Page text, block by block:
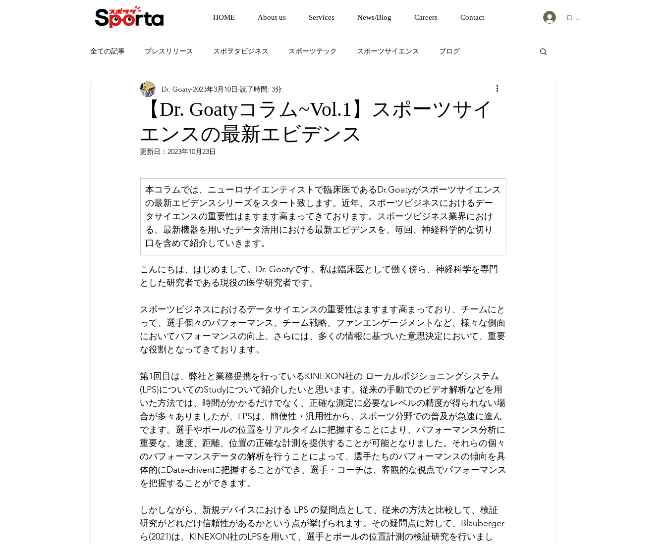
HOME About us Services News/Blog Careers Contact ログイン
全ての記事 プレスリリース スポヲタビジネス スポーツテック スポーツサイエンス ブログ
スポーツアナリティクス Sporta Magazine Weekly Report
【Dr. Goatyコラム~Vol.1】スポーツサイ
エンスの最新エビデンス
Dr. Goaty 2023年3月10日 読了時間: 3分
更新日： 2023年10月23日
​​本コラムでは、ニューロサイエンティストで臨床医であるDr.Goatyがスポーツサイエンス
の最新エビデンスシリーズをスタート致します。近年、スポーツビジネスにおけるデー
タサイエンスの重要性はますます高まってきております。スポーツビジネス業界におけ
る、最新機器を用いたデータ活用における最新エビデンスを、毎回、神経科学的な切り
口を含めて紹介していきます。
こんにちは、はじめまして。Dr. Goatyです。私は臨床医として働く傍ら、神経科学を専門
とした研究者である現役の医学研究者です。
スポーツビジネスにおけるデータサイエンスの重要性はますます高まっており、チームにと
って、選手個々のパフォーマンス、チーム戦略、ファンエンゲージメントなど、様々な側面
においてパフォーマンスの向上、さらには、多くの情報に基づいた意思決定において、重要
な役割となってきております。
第1回目は、弊社と業務提携を行っているKINEXON社の ローカルポジショニングシステム
(LPS)についてのStudyについて紹介したいと思います。従来の手動でのビデオ解析などを用
いた方法では、時間がかかるだけでなく、正確な測定に必要なレベルの精度が得られない場
合が多々ありましたが、LPSは、簡便性・汎用性から、スポーツ分野での普及が急速に進ん
でます。選手やボールの位置をリアルタイムに把握することにより、パフォーマンス分析に
重要な、速度、距離、位置の正確な計測を提供することが可能となりました。それらの個々
のパフォーマンスデータの解析を行うことによって、選手たちのパフォーマンスの傾向を具
体的にData-drivenに把握することができ、選手・コーチは、客観的な視点でパフォーマンス
を把握することができます。
しかしながら、新規デバイスにおける LPS の疑問点として、従来の方法と比較して、検証
研究がどれだけ信頼性があるかという点が挙げられます。その疑問点に対して、Blauberger
ら(2021)は、KINEXON社のLPSを用いて、選手とボールの位置計測の検証研究を行いまし